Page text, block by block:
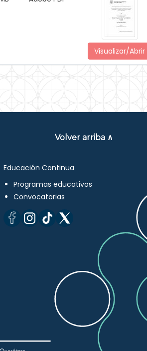
Visualizar/Abrir
Volver arriba ∧
Educación Continua
Programas educativos
Convocatorias